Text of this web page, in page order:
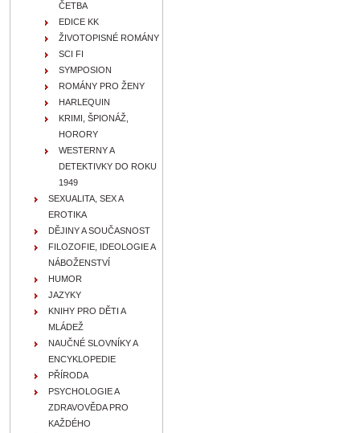
ČETBA
EDICE KK
ŽIVOTOPISNÉ ROMÁNY
SCI FI
SYMPOSION
ROMÁNY PRO ŽENY
HARLEQUIN
KRIMI, ŠPIONÁŽ,
HORORY
WESTERNY A
DETEKTIVKY DO ROKU
1949
SEXUALITA, SEX A
EROTIKA
DĚJINY A SOUČASNOST
FILOZOFIE, IDEOLOGIE A
NÁBOŽENSTVÍ
HUMOR
JAZYKY
KNIHY PRO DĚTI A
MLÁDEŽ
NAUČNÉ SLOVNÍKY A
ENCYKLOPEDIE
PŘÍRODA
PSYCHOLOGIE A
ZDRAVOVĚDA PRO
KAŽDÉHO